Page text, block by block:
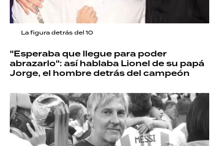
La figura detrás del 10
"Esperaba que llegue para poder
abrazarlo": así hablaba Lionel de su papá
Jorge, el hombre detrás del campeón